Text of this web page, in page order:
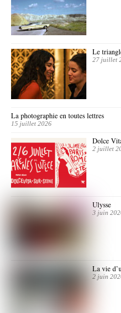
Le
27 juillet
La photographie en toutes lettres
15 juillet 2026
Dolce
2 juillet
Ulysse
3 juin
La vie
2 juin